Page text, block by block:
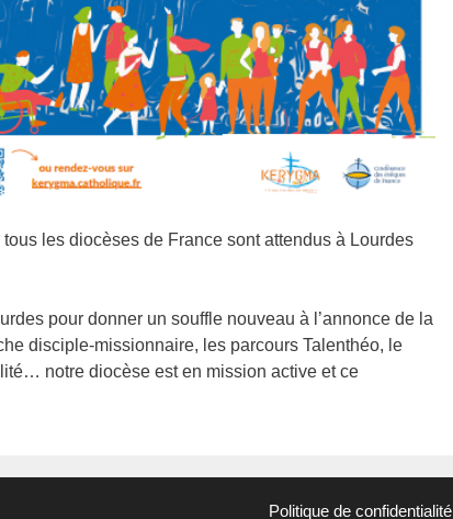
les diocèses de France sont attendus à Lourdes
pour donner un souffle nouveau à l’annonce de la
disciple-missionnaire, les parcours Talenthéo, le
notre diocèse est en mission active et ce
Politique de confidentialité